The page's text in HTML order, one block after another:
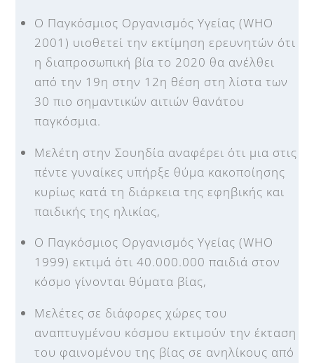
Ο Παγκόσμιος Οργανισμός Υγείας (WHO
2001) υιοθετεί την εκτίμηση ερευνητών ότι
η διαπροσωπική βία το 2020 θα ανέλθει
από την 19η στην 12η θέση στη λίστα των
30 πιο σημαντικών αιτιών θανάτου
παγκόσμια.
Μελέτη στην Σουηδία αναφέρει ότι μια στις
πέντε γυναίκες υπήρξε θύμα κακοποίησης
κυρίως κατά τη διάρκεια της εφηβικής και
παιδικής της ηλικίας,
Ο Παγκόσμιος Οργανισμός Υγείας (WHO
1999) εκτιμά ότι 40.000.000 παιδιά στον
κόσμο γίνονται θύματα βίας,
Μελέτες σε διάφορες χώρες του
αναπτυγμένου κόσμου εκτιμούν την έκταση
του φαινομένου της βίας σε ανηλίκους από